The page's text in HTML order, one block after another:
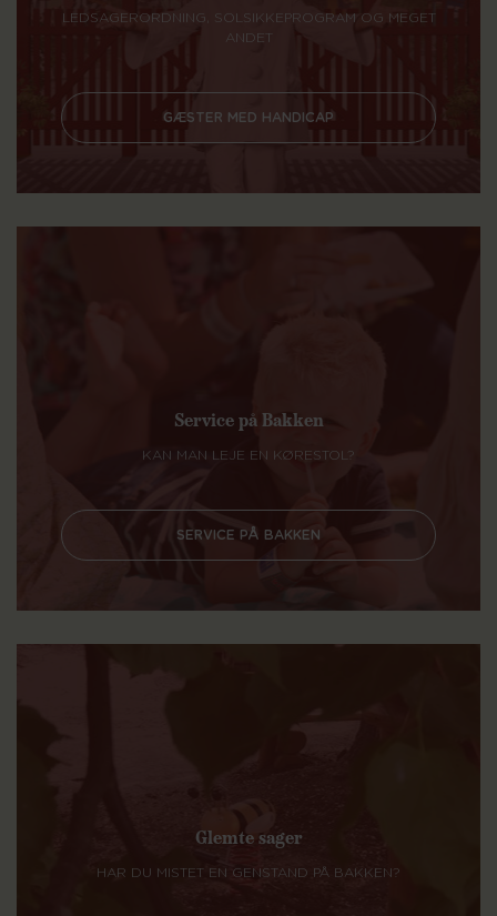
LEDSAGERORDNING, SOLSIKKEPROGRAM OG MEGET
ANDET
GÆSTER MED HANDICAP
Service på Bakken
KAN MAN LEJE EN KØRESTOL?
SERVICE PÅ BAKKEN
Glemte sager
HAR DU MISTET EN GENSTAND PÅ BAKKEN?